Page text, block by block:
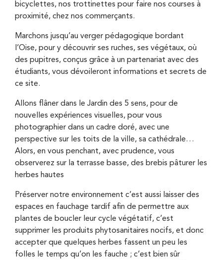
bicyclettes, nos trottinettes pour faire nos courses à
proximité, chez nos commerçants.
Marchons jusqu’au verger pédagogique bordant
l’Oise, pour y découvrir ses ruches, ses végétaux, où
des pupitres, conçus grâce à un partenariat avec des
étudiants, vous dévoileront informations et secrets de
ce site.
Allons flâner dans le Jardin des 5 sens, pour de
nouvelles expériences visuelles, pour vous
photographier dans un cadre doré, avec une
perspective sur les toits de la ville, sa cathédrale…
Alors, en vous penchant, avec prudence, vous
observerez sur la terrasse basse, des brebis pâturer les
herbes hautes
Préserver notre environnement c’est aussi laisser des
espaces en fauchage tardif afin de permettre aux
plantes de boucler leur cycle végétatif, c’est
supprimer les produits phytosanitaires nocifs, et donc
accepter que quelques herbes fassent un peu les
folles le temps qu’on les fauche ; c’est bien sûr